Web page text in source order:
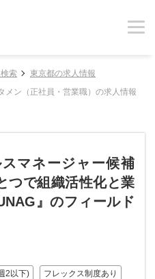
索
東京都の求人情報
メン（正社員・営業職）の求人情報
スマネージャー候補
つで組織活性化と業
』のフィールド
2以下) フレックス制度あり